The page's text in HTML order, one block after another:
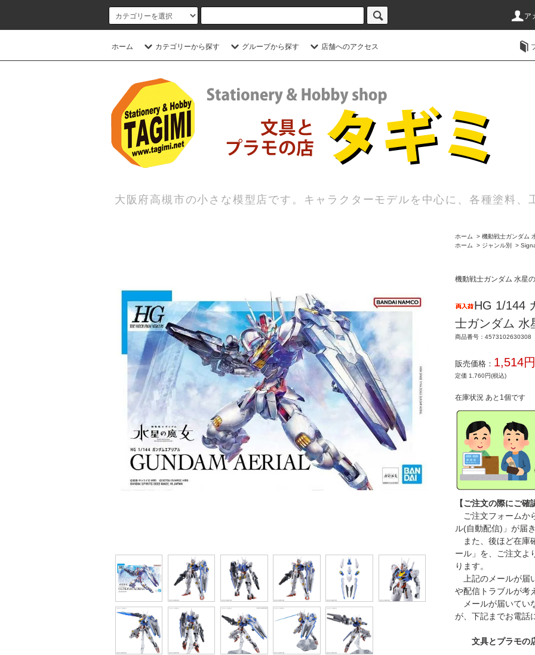
ア
ホーム カテゴリーから探す グループから探す 店舗へのアクセス
大阪府高槻市の小さな模型店です。キャラクターモデルを中心に、各種塗料、
ホーム > 機動戦士ガンダム
ホーム
> ジャンル別 >
機動戦士ガンダム 水星
HG 1/144
士ガンダム 水
商品番号：4573102630308
販売価格： 1,514
定価 1,760円(税込)
在庫状況 あと1個です
【ご注文の際にご確
ご注文フォームか
ル(自動配信)」が届き
また、後ほど在庫
ール」を、ご注文よ
ります。
上記のメールが届
や配信トラブルが考
メールが届いてい
が、下記までお電話
文具とプラモ